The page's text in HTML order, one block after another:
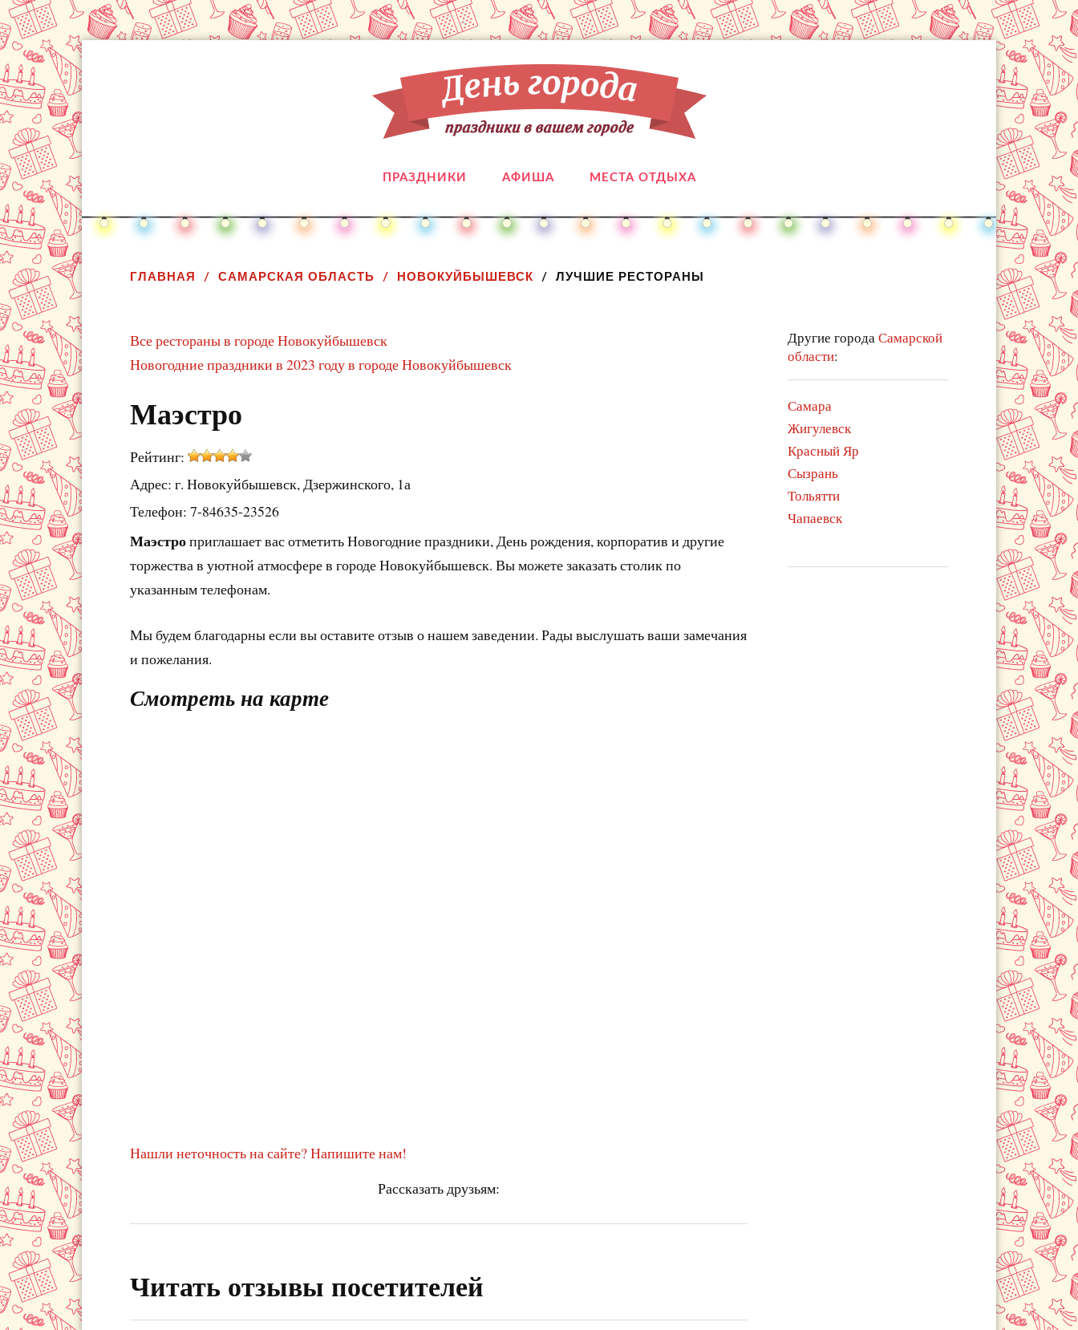
ПРАЗДНИКИ АФИША МЕСТА ОТДЫХА
ГЛАВНАЯ САМАРСКАЯ ОБЛАСТЬ НОВОКУЙБЫШЕВСК ЛУЧШИЕ РЕСТОРАНЫ
Другие городаСамарской
области:
Самара
Жигулевск
Красный Яр
Сызрань
Тольятти
Чапаевск
Все рестораны в городе Новокуйбышевск
Новогодние праздники в 2023 году в городе Новокуйбышевск
Маэстро
Рейтинг:
Адрес: г. Новокуйбышевск, Дзержинского, 1а
Телефон: 7-84635-23526
Маэстроприглашает вас отметить Новогодние праздники, День рождения, корпоратив и другие
торжества в уютной атмосфере в городе Новокуйбышевск. Вы можете заказать столик по
указанным телефонам.
Мы будем благодарны если вы оставите отзыв о нашем заведении. Рады выслушать ваши замечания
и пожелания.
Смотреть на карте
Нашли неточность на сайте? Напишите нам!
Рассказать друзьям:
Читать отзывы посетителей